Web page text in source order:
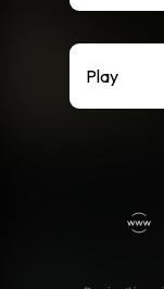
Play